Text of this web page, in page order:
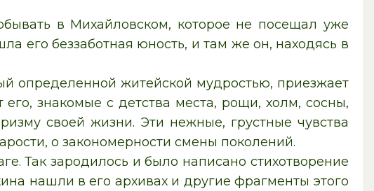
в Михайловском, которое не посещал уже
его беззаботная юность, и там же он, находясь в
определенной житейской мудростью, приезжает
знакомые с детства места, рощи, холм, сосны,
своей жизни. Эти нежные, грустные чувства
о закономерности смены поколений.
Так зародилось и было написано стихотворение
нашли в его архивах и другие фрагменты этого